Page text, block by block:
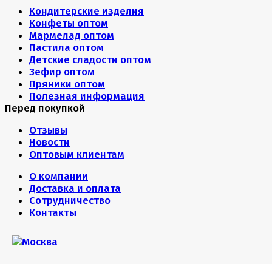
Кондитерские изделия
Конфеты оптом
Мармелад оптом
Пастила оптом
Детские сладости оптом
Зефир оптом
Пряники оптом
Полезная информация
Перед покупкой
Отзывы
Новости
Оптовым клиентам
О компании
Доставка и оплата
Сотрудничество
Контакты